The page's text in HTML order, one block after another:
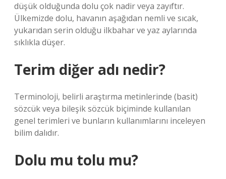
düşük olduğunda dolu çok nadir veya zayıftır.
Ülkemizde dolu, havanın aşağıdan nemli ve sıcak,
yukarıdan serin olduğu ilkbahar ve yaz aylarında
sıklıkla düşer.
Terim diğer adı nedir?
Terminoloji, belirli araştırma metinlerinde (basit)
sözcük veya bileşik sözcük biçiminde kullanılan
genel terimleri ve bunların kullanımlarını inceleyen
bilim dalıdır.
Dolu mu tolu mu?